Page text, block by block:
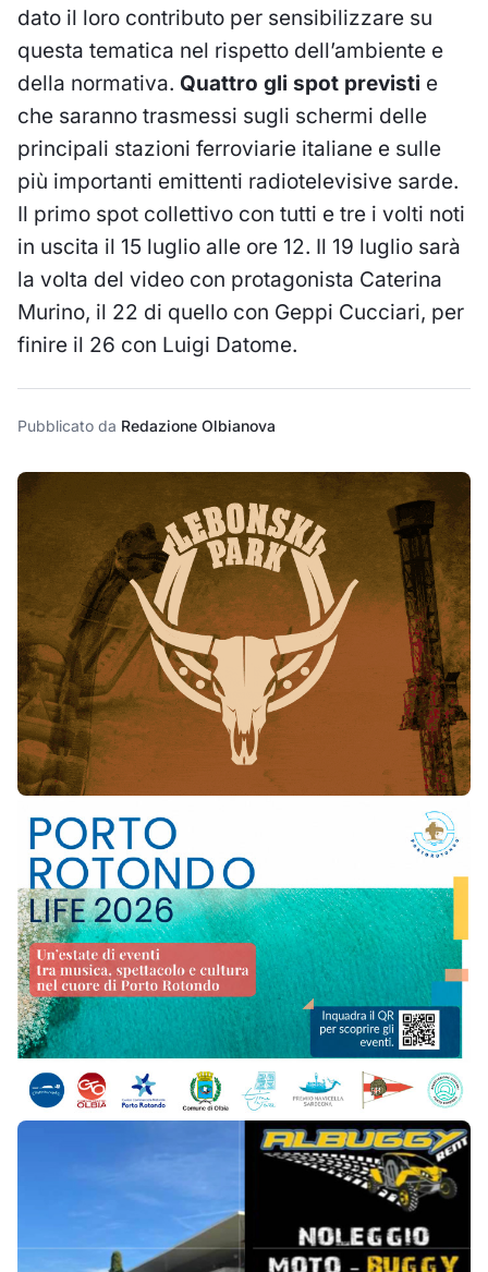
dato il loro contributo per sensibilizzare su
questa tematica nel rispetto dell’ambiente e
della normativa. Quattro gli spot previsti e
che saranno trasmessi sugli schermi delle
principali stazioni ferroviarie italiane e sulle
più importanti emittenti radiotelevisive sarde.
Il primo spot collettivo con tutti e tre i volti noti
in uscita il 15 luglio alle ore 12. Il 19 luglio sarà
la volta del video con protagonista Caterina
Murino, il 22 di quello con Geppi Cucciari, per
finire il 26 con Luigi Datome.
Pubblicato da Redazione Olbianova